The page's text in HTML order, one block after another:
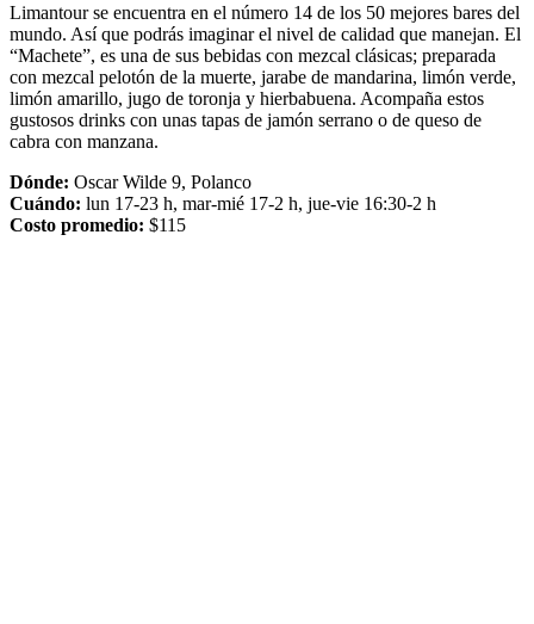
Limantour se encuentra en el número 14 de los 50 mejores bares del
mundo. Así que podrás imaginar el nivel de calidad que manejan. El
“Machete”, es una de sus bebidas con mezcal clásicas; preparada
con mezcal pelotón de la muerte, jarabe de mandarina, limón verde,
limón amarillo, jugo de toronja y hierbabuena. Acompaña estos
gustosos drinks con unas tapas de jamón serrano o de queso de
cabra con manzana.
Dónde: Oscar Wilde 9, Polanco
Cuándo: lun 17-23 h, mar-mié 17-2 h, jue-vie 16:30-2 h
Costo promedio: $115